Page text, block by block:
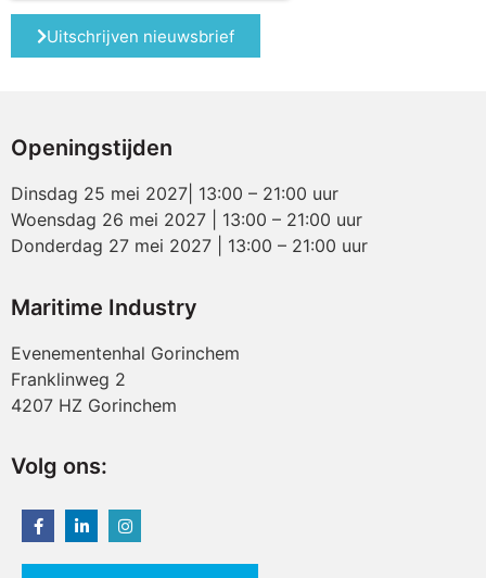
Uitschrijven nieuwsbrief
Openingstijden
Dinsdag 25 mei 2027| 13:00 – 21:00 uur
Woensdag 26 mei 2027 | 13:00 – 21:00 uur
Donderdag 27 mei 2027 | 13:00 – 21:00 uur
Maritime Industry
Evenementenhal Gorinchem
Franklinweg 2
4207 HZ Gorinchem
Volg ons: